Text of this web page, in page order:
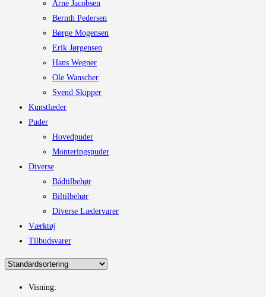
Arne Jacobsen
Bernth Pedersen
Børge Mogensen
Erik Jørgensen
Hans Wegner
Ole Wanscher
Svend Skipper
Kunstlæder
Puder
Hovedpuder
Monteringspuder
Diverse
Bådtilbehør
Biltilbehør
Diverse Lædervarer
Værktøj
Tilbudsvarer
Visning: